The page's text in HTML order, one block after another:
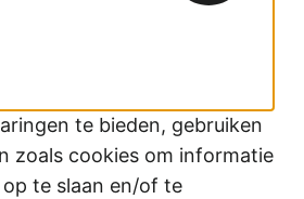
te bieden, gebruiken
zoals cookies om informatie
te slaan en/of te